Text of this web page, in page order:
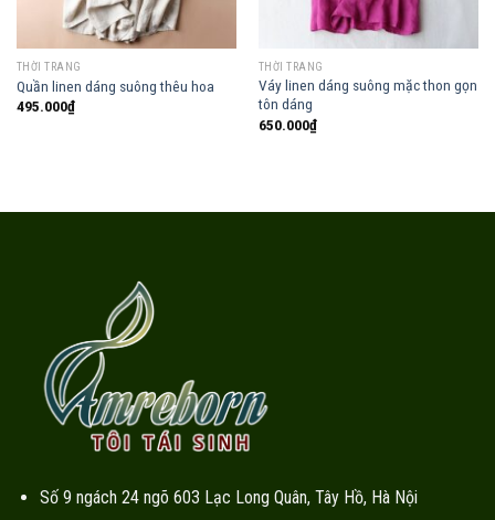
THỜI TRANG
Quần linen dáng suông thêu hoa
495.000₫
THỜI TRANG
Váy linen dáng suông mặc thon gọn
tôn dáng
650.000₫
Số 9 ngách 24 ngõ 603 Lạc Long Quân, Tây Hồ, Hà Nội